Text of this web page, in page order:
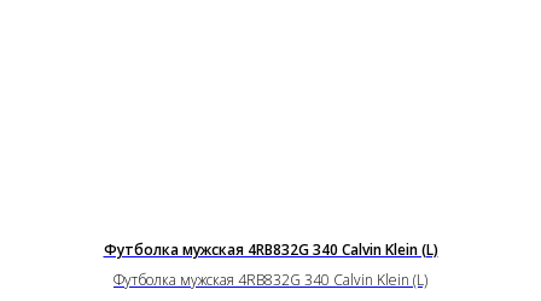
Футболка мужская 4RB832G 340 Calvin Klein (L)
Футболка мужская 4RB832G 340 Calvin Klein (L)